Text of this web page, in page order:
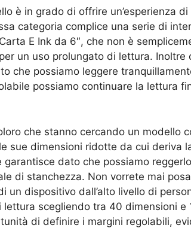
è in grado di offrire un’esperienza
categoria complice una serie di
E Ink da 6″, che non è
un uso prolungato di lettura.
che possiamo leggere
possiamo continuare la lettura
che stanno cercando un modello
sue dimensioni ridotte da cui deriva
garantisce dato che possiamo
di stanchezza. Non vorrete mai
un dispositivo dall’alto livello di
lettura scegliendo tra 40 dimensioni
di definire i margini regolabili,